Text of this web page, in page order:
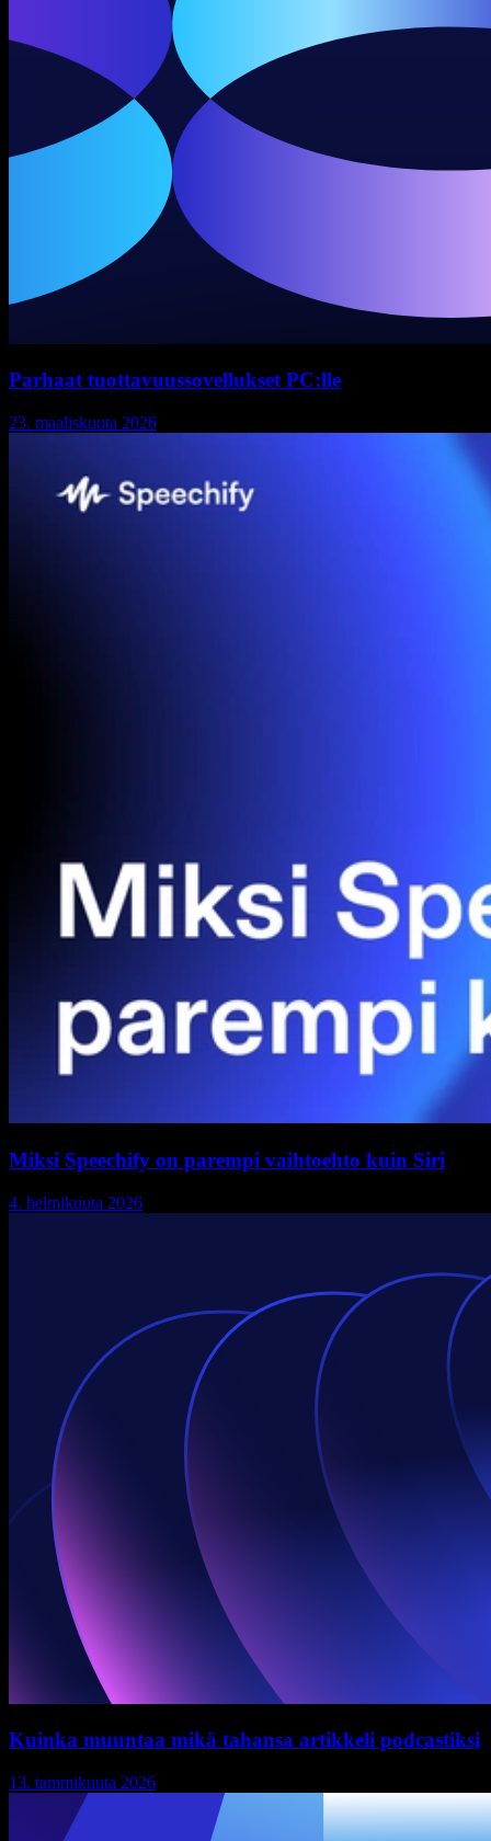
Parhaat tuottavuussovellukset PC:lle
23. maaliskuuta 2026
Miksi Speechify on parempi vaihtoehto kuin Siri
4. helmikuuta 2026
Kuinka muuntaa mikä tahansa artikkeli podcastiksi
13. tammikuuta 2026